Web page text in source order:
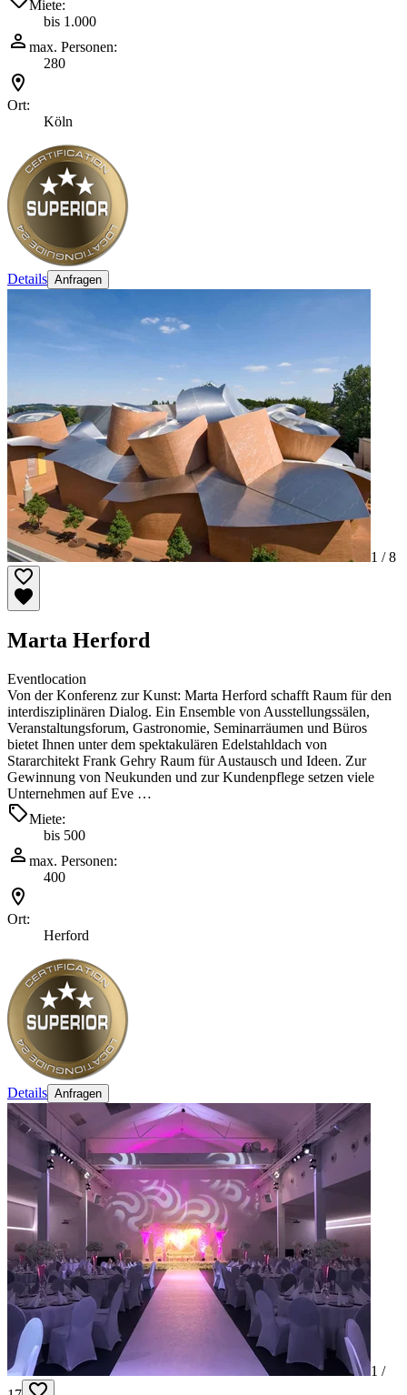
Miete:
bis 1.000
max. Personen:
280
Ort:
Köln
Details Anfragen
1 /8
Marta Herford
Eventlocation
Von der Konferenz zur Kunst: Marta Herford schafft Raum für den
interdisziplinären Dialog. Ein Ensemble von Ausstellungssälen,
Veranstaltungsforum, Gastronomie, Seminarräumen und Büros
bietet Ihnen unter dem spektakulären Edelstahldach von
Stararchitekt Frank Gehry Raum für Austausch und Ideen. Zur
Gewinnung von Neukunden und zur Kundenpflege setzen viele
Unternehmen auf Eve …
Miete:
bis 500
max. Personen:
400
Ort:
Herford
Details Anfragen
1 /